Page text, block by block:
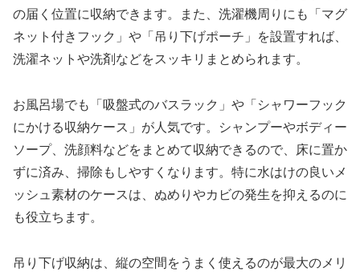
の届く位置に収納できます。また、洗濯機周りにも「マグ
ネット付きフック」や「吊り下げポーチ」を設置すれば、
洗濯ネットや洗剤などをスッキリまとめられます。
お風呂場でも「吸盤式のバスラック」や「シャワーフック
にかける収納ケース」が人気です。シャンプーやボディー
ソープ、洗顔料などをまとめて収納できるので、床に置か
ずに済み、掃除もしやすくなります。特に水はけの良いメ
ッシュ素材のケースは、ぬめりやカビの発生を抑えるのに
も役立ちます。
吊り下げ収納は、縦の空間をうまく使えるのが最大のメリ